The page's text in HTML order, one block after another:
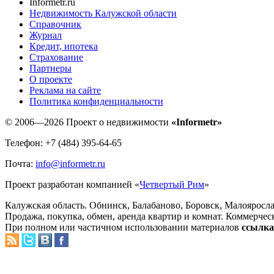
Informetr.ru
Недвижимость Калужской области
Справочник
Журнал
Кредит, ипотека
Страхование
Партнеры
O проекте
Реклама на сайте
Политика конфиденциальности
© 2006—2026 Проект о недвижимости «Informetr»
Телефон: +7 (484) 395-64-65
Почта: info@informetr.ru
Проект разработан компанией «Четвертый Рим»
Калужская область. Обнинск, Балабаново, Боровск,
Продажа, покупка, обмен, аренда квартир и комнат.
При полном или частичном использовании материалов